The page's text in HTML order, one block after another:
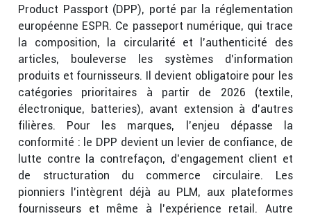
Product Passport (DPP), porté par la réglementation
européenne ESPR. Ce passeport numérique, qui trace
la composition, la circularité et l’authenticité des
articles, bouleverse les systèmes d’information
produits et fournisseurs. Il devient obligatoire pour les
catégories prioritaires à partir de 2026 (textile,
électronique, batteries), avant extension à d’autres
filières. Pour les marques, l’enjeu dépasse la
conformité : le DPP devient un levier de confiance, de
lutte contre la contrefaçon, d’engagement client et
de structuration du commerce circulaire. Les
pionniers l’intègrent déjà au PLM, aux plateformes
fournisseurs et même à l’expérience retail. Autre